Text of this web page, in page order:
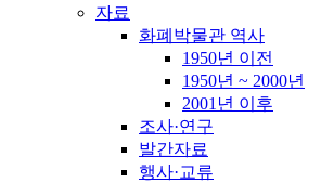
자료
화폐박물관 역사
1950년 이전
1950년 ~ 2000년
2001년 이후
조사·연구
발간자료
행사·교류